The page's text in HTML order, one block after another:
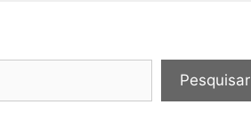
Pesquisar